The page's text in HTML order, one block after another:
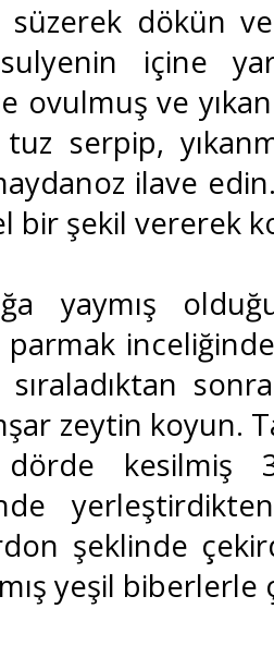
süzerek dökün
içine
ovulmuş ve
serpip,
ilave
bir şekil vererek
yaymış
parmak
zeytin koyun.
dörde kesilmiş
şeklinde
yeşil biberlerle